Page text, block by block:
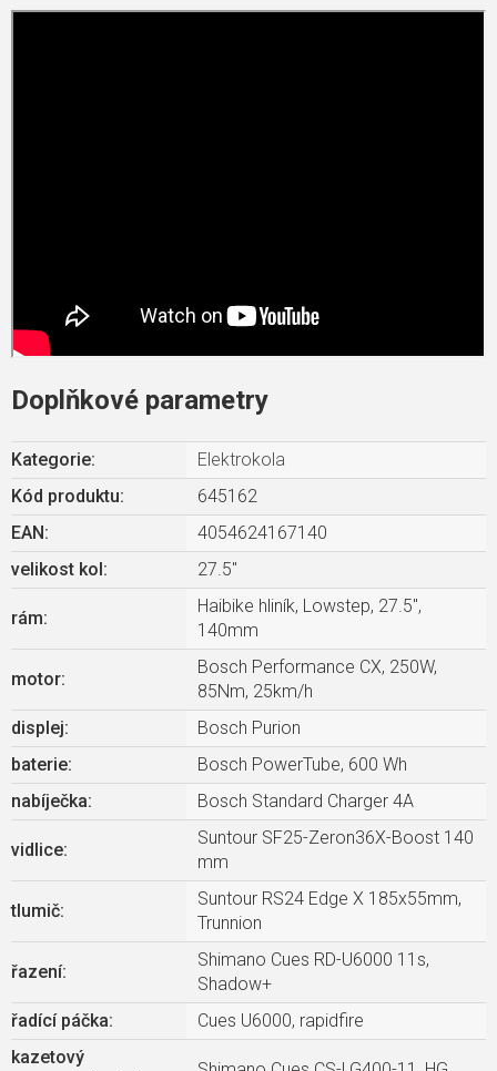
Doplňkové parametry
Kategorie:
Elektrokola
Kód produktu:
645162
EAN:
4054624167140
velikost kol: 27.5"
rám:
Haibike hliník, Lowstep, 27.5",
140mm
motor:
Bosch Performance CX, 250W,
85Nm, 25km/h
displej:
Bosch Purion
baterie:
Bosch PowerTube, 600 Wh
nabíječka: Bosch Standard Charger 4A
vidlice:
Suntour SF25-Zeron36X-Boost 140
mm
tlumič:
Suntour RS24 Edge X 185x55mm,
Trunnion
řazení:
Shimano Cues RD-U6000 11s,
Shadow+
řadící páčka:
Cues U6000, rapidfire
kazetový